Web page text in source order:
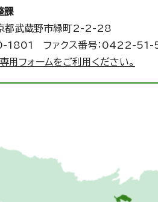
課
武蔵野市緑町2-2-28
1801 ファクス番号：0422-
用フォームをご利用ください。